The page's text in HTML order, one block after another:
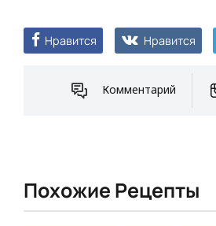
Нравится Нравится
Комментарий
Похожие Рецепты